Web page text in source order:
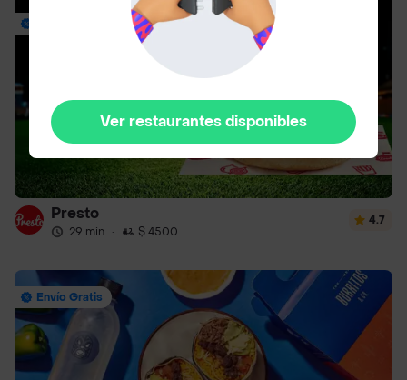
Presto
29 min · $ 4500
4.7
Envío Gratis
Ver restaurantes disponibles